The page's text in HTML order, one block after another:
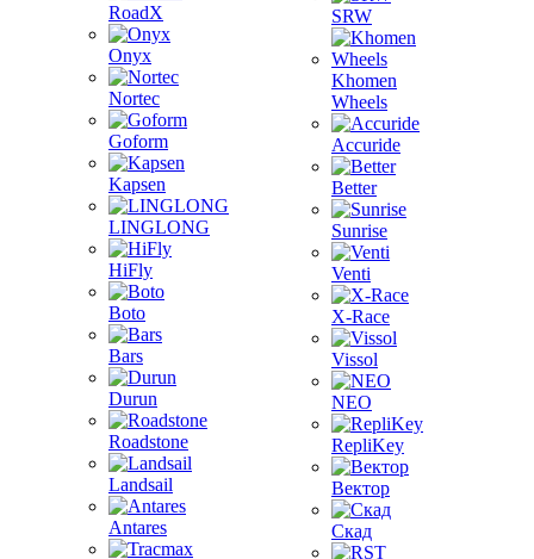
RoadX
Onyx
Nortec
Goform
Kapsen
LINGLONG
HiFly
Boto
Bars
Durun
Roadstone
Landsail
Antares
SRW
Khomen
Wheels
Accuride
Better
Sunrise
Venti
X-Race
Vissol
NEO
RepliKey
Вектор
Скад